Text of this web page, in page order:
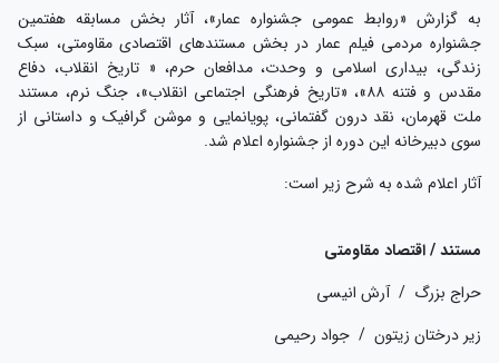
به گزارش «روابط عمومی جشنواره عمار»، آثار بخش مسابقه هفتمین
جشنواره مردمی فیلم عمار در بخش مستندهای اقتصادی مقاومتی، سبک
زندگی، بیداری اسلامی و وحدت، مدافعان حرم، « تاریخ انقلاب، دفاع
مقدس و فتنه ۸۸»، «تاریخ فرهنگی اجتماعی انقلاب»، جنگ نرم، مستند
ملت قهرمان، نقد درون گفتمانی، پویانمایی و موشن گرافیک و داستانی از
سوی دبیرخانه این دوره از جشنواره اعلام شد.
آثار اعلام شده به شرح زیر است:
مستند / اقتصاد مقاومتی
حراج بزرگ / آرش انیسی
زیر درختان زیتون / جواد رحیمی